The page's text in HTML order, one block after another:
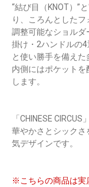
“結び目（KNOT）”
り、ころんとしたフ
調整可能なショル
掛け・2ハンドルの
と使い勝手を備えた
内側にはポケット
します。
「CHINESE
華やかさとシックさ
気デザインです。
※こちらの商品は実